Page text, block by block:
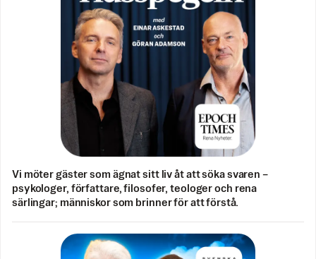
Vi möter gäster som ägnat sitt liv åt att söka svaren –
psykologer, författare, filosofer, teologer och rena
särlingar; människor som brinner för att förstå.